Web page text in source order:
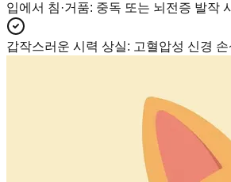
입에서 침·거품: 중독 또는 뇌전증 발작
갑작스러운 시력 상실: 고혈압성 신경